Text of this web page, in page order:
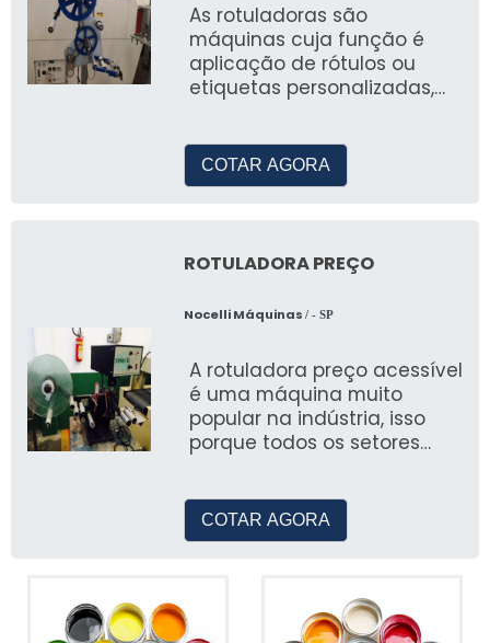
As rotuladoras são
máquinas cuja função é
aplicação de rótulos ou
etiquetas personalizadas,
COTAR AGORA
ROTULADORA PREÇO
Nocelli Máquinas / - SP
A rotuladora preço acessível
é uma máquina muito
popular na indústria, isso
porque todos os setores
COTAR AGORA